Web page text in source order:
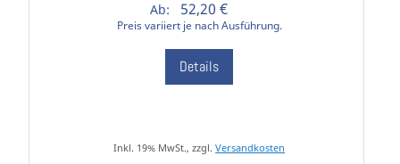
Ab: 52,20 €
Preis variiert je nach Ausführung.
Details
Inkl. 19% MwSt., zzgl.Versandkosten